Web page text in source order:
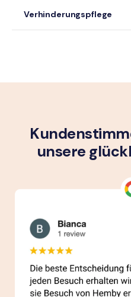
Verhinderungspflege
unsere